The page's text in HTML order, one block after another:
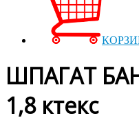
ШПАГАТ
1,8 ктекс